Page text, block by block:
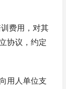
费用，对其
协议，约定
用人单位支